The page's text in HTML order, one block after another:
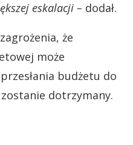
eskalacji – dodał.
że
może
budżetu do
dotrzymany.